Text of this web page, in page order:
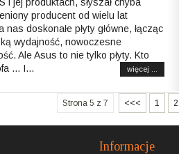
producent od wielu lat
nas doskonałe płyty główne, łącząc
wydajność, nowoczesne
Ale Asus to nie tylko płyty. Kto
... I...
więcej ...
Strona 5 z 7 <<< 1 2
Informacje